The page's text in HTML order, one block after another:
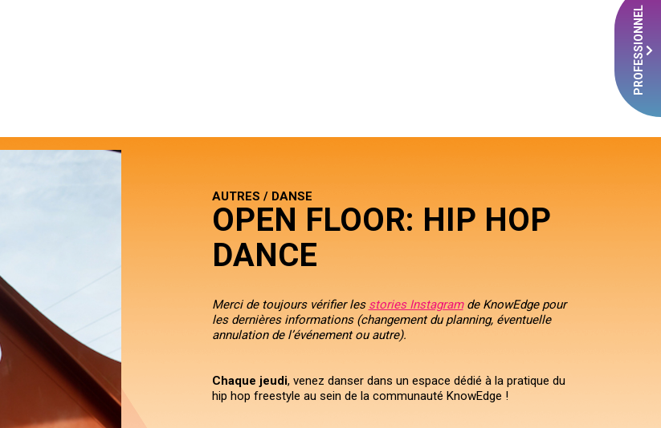
PROFESSIONNEL
AUTRES / DANSE
OPEN FLOOR: HIP HOP
DANCE
Merci de toujours vérifier les stories Instagramde KnowEdge pour
les dernières informations (changement du planning, éventuelle
annulation de l’événement ou autre).
Chaque jeudi, venez danser dans un espace dédié à la pratique du
hip hop freestyle au sein de la communauté KnowEdge !